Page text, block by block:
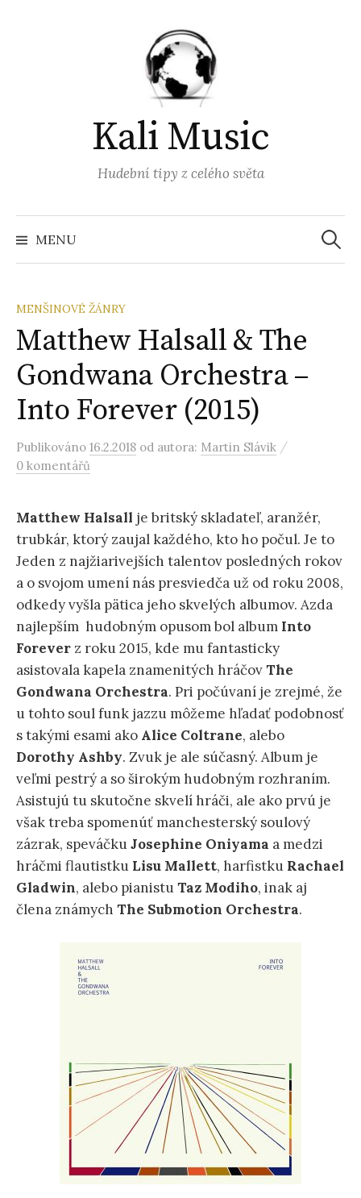
Kali Music
Hudební tipy z celého světa
MENU
MENŠINOVÉ ŽÁNRY
Matthew Halsall & The
Gondwana Orchestra –
Into Forever (2015)
Publikováno 16.2.2018 od autora: Martin Slávik /
0 komentářů
Matthew Halsall je britský skladateľ, aranžér,
trubkár, ktorý zaujal každého, kto ho počul. Je to
Jeden z najžiarivejších talentov posledných rokov
a o svojom umení nás presviedča už od roku 2008,
odkedy vyšla pätica jeho skvelých albumov. Azda
najlepším hudobným opusom bol album Into
Forever z roku 2015, kde mu fantasticky
asistovala kapela znamenitých hráčovThe
Gondwana Orchestra. Pri počúvaní je zrejmé, že
u tohto soul funk jazzu môžeme hľadať podobnosť
s takými esami ako Alice Coltrane, alebo
Dorothy Ashby. Zvuk je ale súčasný. Album je
veľmi pestrý a so širokým hudobným rozhraním.
Asistujú tu skutočne skvelí hráči, ale ako prvú je
však treba spomenúť manchesterský soulový
zázrak, speváčkuJosephine Oniyama a medzi
hráčmi flautistku Lisu Mallett, harfistku Rachael
Gladwin, alebo pianistuTaz Modiho, inak aj
člena známych The Submotion Orchestra.